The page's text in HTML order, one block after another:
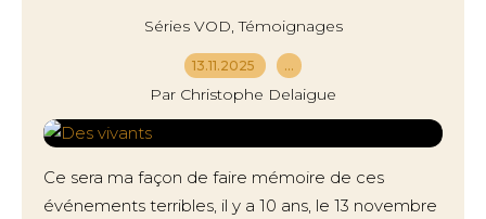
Séries VOD,Témoignages
13.11.2025 …
Par Christophe Delaigue
Ce sera ma façon de faire mémoire de ces
événements terribles, il y a 10 ans, le 13 novembre